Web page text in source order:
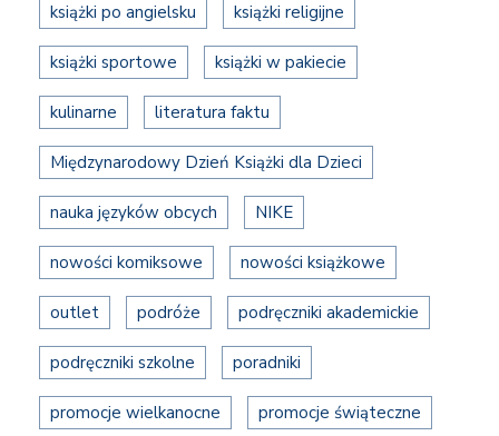
książki po angielsku książki religijne
książki sportowe książki w pakiecie
kulinarne literatura faktu
Międzynarodowy Dzień Książki dla Dzieci
nauka języków obcych NIKE
nowości komiksowe nowości książkowe
outlet podróże podręczniki akademickie
podręczniki szkolne poradniki
promocje wielkanocne promocje świąteczne